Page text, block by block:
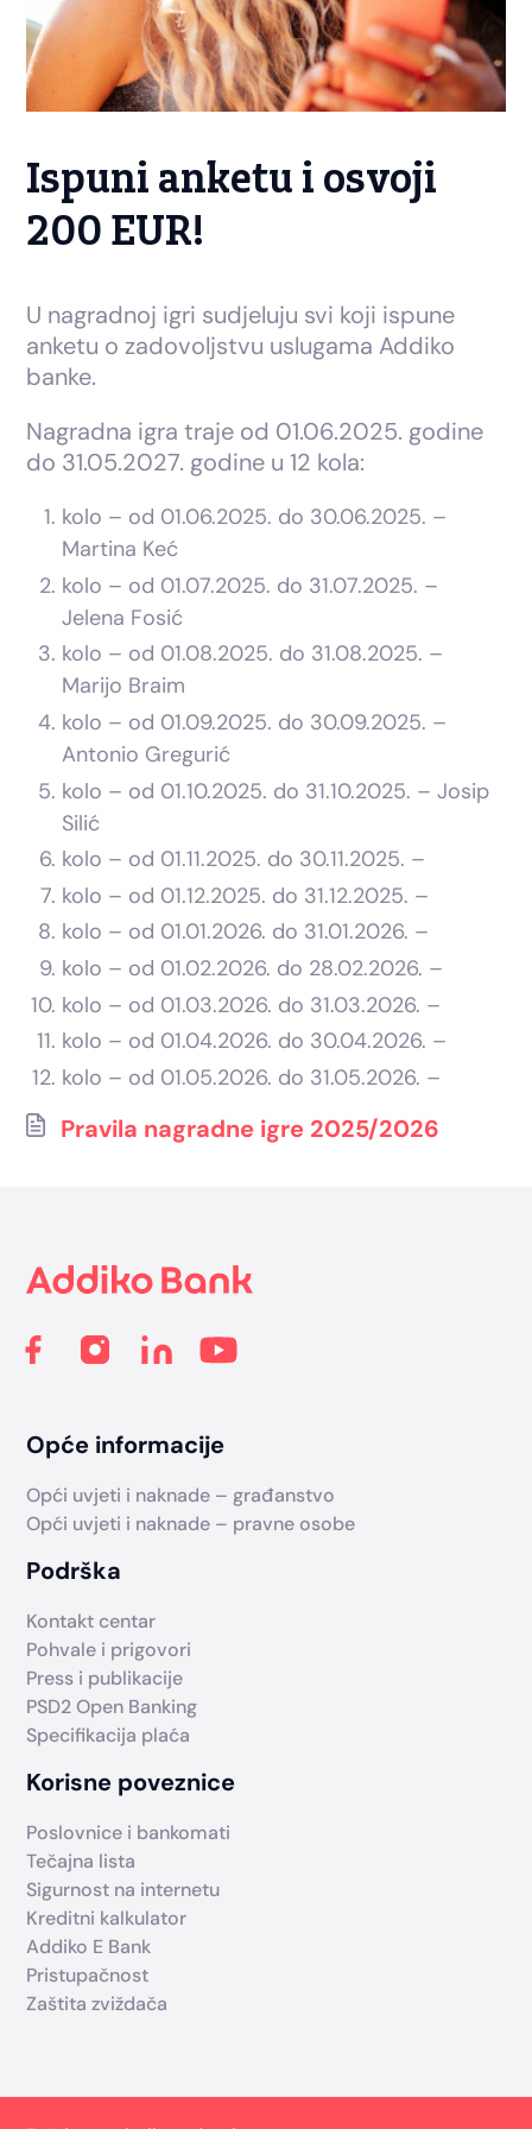
Ispuni anketu i osvoji
200 EUR!
U nagradnoj igri sudjeluju svi koji ispune
anketu o zadovoljstvu uslugama Addiko
banke.
Nagradna igra traje od 01.06.2025. godine
do 31.05.2027. godine u 12 kola:
kolo – od 01.06.2025. do 30.06.2025. –
Martina Keć
kolo – od 01.07.2025. do 31.07.2025. –
Jelena Fosić
kolo – od 01.08.2025. do 31.08.2025. –
Marijo Braim
kolo – od 01.09.2025. do 30.09.2025. –
Antonio Gregurić
kolo – od 01.10.2025. do 31.10.2025. – Josip
Silić
kolo – od 01.11.2025. do 30.11.2025. –
kolo – od 01.12.2025. do 31.12.2025. –
kolo – od 01.01.2026. do 31.01.2026. –
kolo – od 01.02.2026. do 28.02.2026. –
kolo – od 01.03.2026. do 31.03.2026. –
kolo – od 01.04.2026. do 30.04.2026. –
kolo – od 01.05.2026. do 31.05.2026. –
Pravila nagradne igre 2025/2026
Opće informacije
Opći uvjeti i naknade – građanstvo
Opći uvjeti i naknade – pravne osobe
Podrška
Kontakt centar
Pohvale i prigovori
Press i publikacije
PSD2 Open Banking
Specifikacija plaća
Korisne poveznice
Poslovnice i bankomati
Tečajna lista
Sigurnost na internetu
Kreditni kalkulator
Addiko E Bank
Pristupačnost
Zaštita zviždača